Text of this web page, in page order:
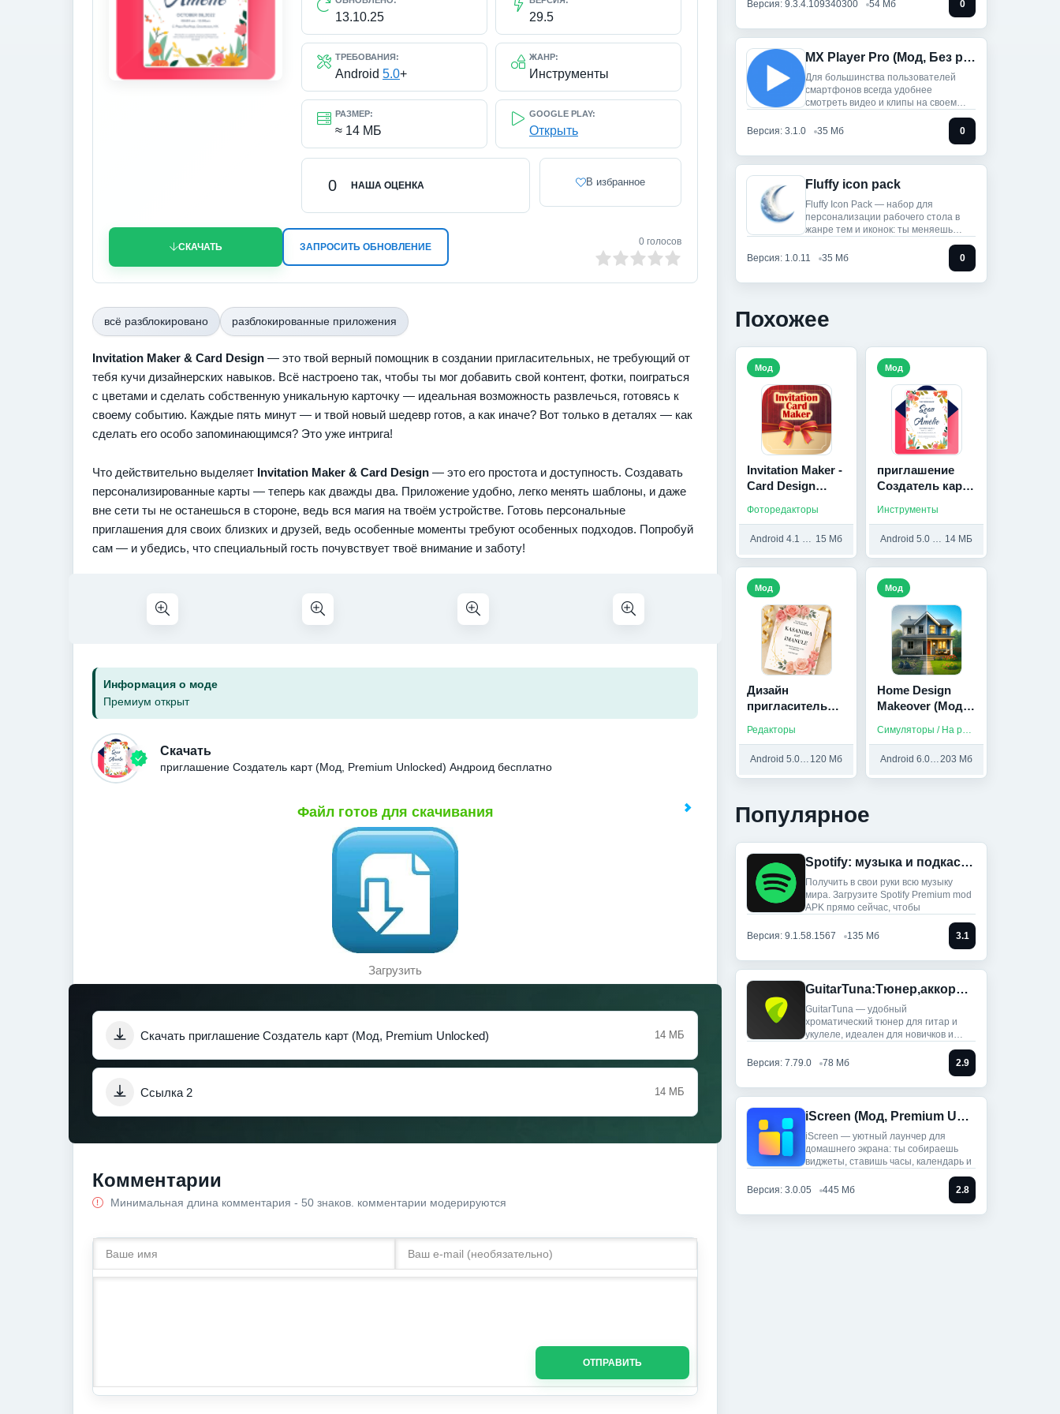
13.10.25 29.5
ТРЕБОВАНИЯ:
Android 5.0+
ЖАНР:
Инструменты
РАЗМЕР:
≈ 14 МБ
GOOGLE PLAY:
Открыть
НАША ОЦЕНКА
0 В избранное
СКАЧАТЬ ЗАПРОСИТЬ ОБНОВЛЕНИЕ 0 голосов
всё разблокировано разблокированные приложения
Invitation Maker & Card Design — это твой верный помощник в создании пригласительных, не требующий от
тебя кучи дизайнерских навыков. Всё настроено так, чтобы ты мог добавить свой контент, фотки, поиграться
с цветами и сделать собственную уникальную карточку — идеальная возможность развлечься, готовясь к
своему событию. Каждые пять минут — и твой новый шедевр готов, а как иначе? Вот только в деталях — как
сделать его особо запоминающимся? Это уже интрига!
Что действительно выделяет Invitation Maker & Card Design — это его простота и доступность. Создавать
персонализированные карты — теперь как дважды два. Приложение удобно, легко менять шаблоны, и даже
вне сети ты не останешься в стороне, ведь вся магия на твоём устройстве. Готовь персональные
приглашения для своих близких и друзей, ведь особенные моменты требуют особенных подходов. Попробуй
сам — и убедись, что специальный гость почувствует твоё внимание и заботу!
Информация о моде
Премиум открыт
Скачать
приглашение Создатель карт (Мод, Premium Unlocked) Андроид бесплатно
Файл готов для скачивания
Загрузить
Скачать приглашение Создатель карт (Мод, Premium Unlocked) 14 МБ
Ссылка 2 14 МБ
Комментарии
Минимальная длина комментария - 50 знаков. комментарии модерируются
ОТПРАВИТЬ
Версия: 9.3.4.109340300 54 Мб 0
MX Player Pro (Мод, Без рекламы)
Для большинства пользователей
смартфонов всегда удобнее
смотреть видео и клипы на своем
Версия: 3.1.0
35 Мб 0
Fluffy icon pack
Fluffy Icon Pack — набор для
персонализации рабочего стола в
жанре тем и иконок: ты меняешь
Версия: 1.0.11
35 Мб 0
Похожее
Invitation Maker -
Card Design
Фоторедакторы
Android 4.1 и выше 15 Мб
Мод
приглашение
Создатель карт
Unlocked)
Инструменты
Android 5.0 и выше 14 МБ
Мод
Дизайн
пригласительного
Premium
Unlocked)
Редакторы
Android 5.0 и выше 120 Мб
Мод
Home Design
Makeover (Мод,
Симуляторы / На русском / Без интернета
Android 6.0 и выше203 Мб
Мод
Популярное
Spotify: музыка и подкасты (Мод, Всё разблокировано)
Получить в свои руки всю музыку
мира. Загрузите Spotify Premium mod
APK прямо сейчас, чтобы
Версия: 9.1.58.1567 135 Мб 3.1
GuitarTuna:Тюнер,аккорды,песни (Мод, Premium Unlocked)
GuitarTuna — удобный
хроматический тюнер для гитар и
укулеле, идеален для новичков и
Версия: 7.79.0
78 Мб 2.9
iScreen (Мод, Premium Unlocked)
iScreen — уютный лаунчер для
домашнего экрана: ты собираешь
виджеты, ставишь часы, календарь и
Версия: 3.0.05 445 Мб 2.8